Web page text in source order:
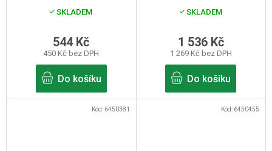
SKLADEM
450 Kč bez DPH
544 Kč
Do košíku
taupe 20-26l
SKLADEM
1 269 Kč bez DPH
1 536 Kč
Do košíku
Kód: 6450381 Kód: 6450455